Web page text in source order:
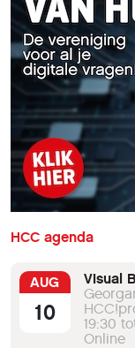
HCC agenda
AUG
10
Visual
19:30
Online